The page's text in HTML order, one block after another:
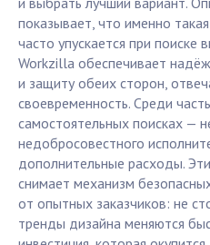
показывает, что именно
часто упускается при
Workzilla обеспечивает
и защиту обеих сторон,
своевременность. Среди
самостоятельных поисках —
недобросовестного
дополнительные расходы.
снимает механизм
от опытных заказчиков: не
тренды дизайна меняются